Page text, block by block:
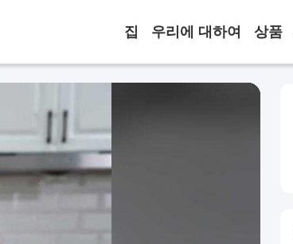
집 우리에 대하여 상품